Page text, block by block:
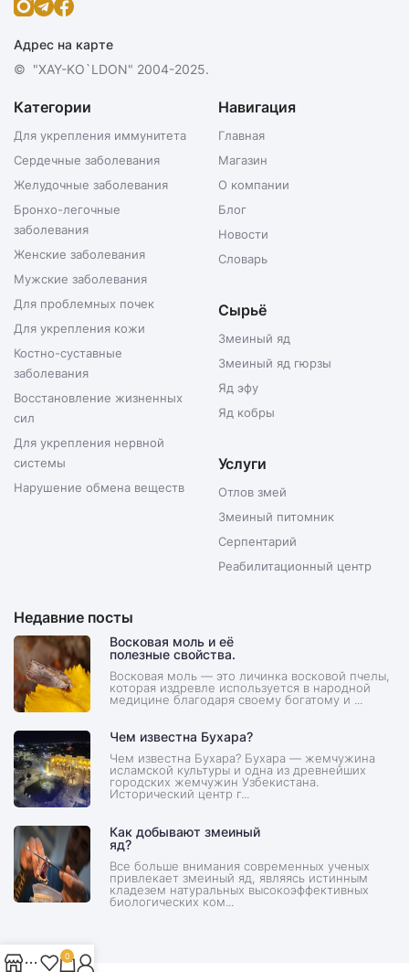
Адрес на карте
© "XAY-KO`LDON" 2004-2025.
Навигация
Главная
Магазин
О компании
Блог
Новости
Словарь
Сырьё
Змеиный яд
Змеиный яд гюрзы
Яд эфу
Яд кобры
Услуги
Отлов змей
Змеиный питомник
Серпентарий
Реабилитационный центр
Категории
Для укрепления иммунитета
Сердечные заболевания
Желудочные заболевания
Бронхо-легочные
заболевания
Женские заболевания
Мужские заболевания
Для проблемных почек
Для укрепления кожи
Костно-суставные
заболевания
Восстановление жизненных
сил
Для укрепления нервной
системы
Нарушение обмена веществ
Недавние посты
Восковая моль и её
полезные свойства.
Восковая моль — это личинка восковой пчелы,
которая издревле используется в народной
медицине благодаря своему богатому и ...
Чем известна Бухара?
Чем известна Бухара? Бухара — жемчужина
исламской культуры и одна из древнейших
городских жемчужин Узбекистана.
Исторический центр г...
Как добывают змеиный
яд?
Все больше внимания современных ученых
привлекает змеиный яд, являясь истинным
кладезем натуральных высокоэффективных
биологических ком...
0